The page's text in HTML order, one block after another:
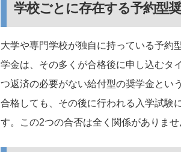
学校ごとに存在する予約型
大学や専門学校が独自に持っている予約
学金は、その多くが合格後に申し込むタ
つ返済の必要がない給付型の奨学金とい
合格しても、その後に行われる入学試験
す。この2つの合否は全く関係がありませ